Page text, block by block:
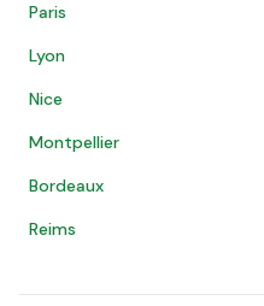
Paris
Lyon
Nice
Montpellier
Bordeaux
Reims